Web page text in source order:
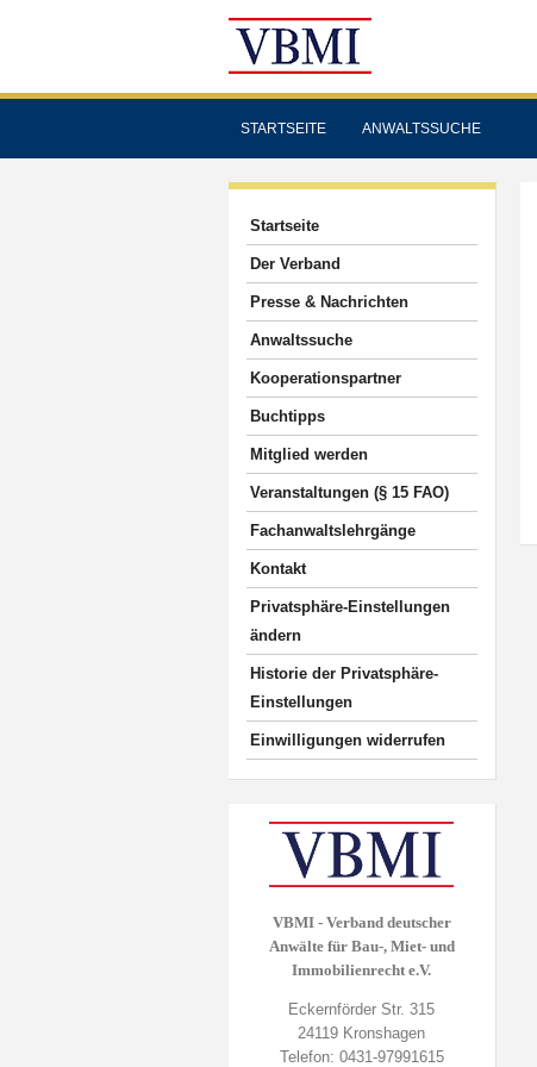
STARTSEITE ANWALTSSUCHE
Startseite
Der Verband
Presse & Nachrichten
Anwaltssuche
Kooperationspartner
Buchtipps
Mitglied werden
Veranstaltungen (§ 15 FAO)
Fachanwaltslehrgänge
Kontakt
Privatsphäre-Einstellungen
ändern
Historie der Privatsphäre-
Einstellungen
Einwilligungen widerrufen
VBMI - Verband deutscher
Anwälte für Bau-, Miet- und
Immobilienrecht e.V.
Eckernförder Str. 315
24119 Kronshagen
Telefon: 0431-97991615